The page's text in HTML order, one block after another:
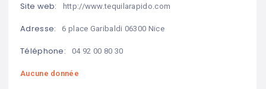
Site web: http://www.tequilarapido.com
Adresse: 6 place Garibaldi 06300 Nice
Téléphone: 04 92 00 80 30
Aucune donnée